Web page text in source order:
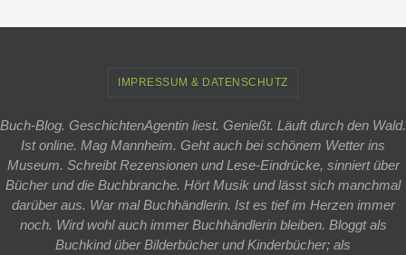
IMPRESSUM & DATENSCHUTZ
Buch-Blog. GeschichtenAgentin liest. Genießt. Läuft durch den Wald.
Ist online. Mag Mannheim. Geht auch bei schönem Wetter ins
Museum. Schreibt Rezensionen und Lese-Eindrücke, sinniert über
Bücher und die Buchbranche. Hört Musik und lässt sich manchmal
darüber aus. War mal Buchhändlerin. Ist es tief im Herzen immer
noch. Wird wohl auch immer Buchhändlerin bleiben. Bloggt als
Buchkind über Bilderbücher und Kinderbücher; als